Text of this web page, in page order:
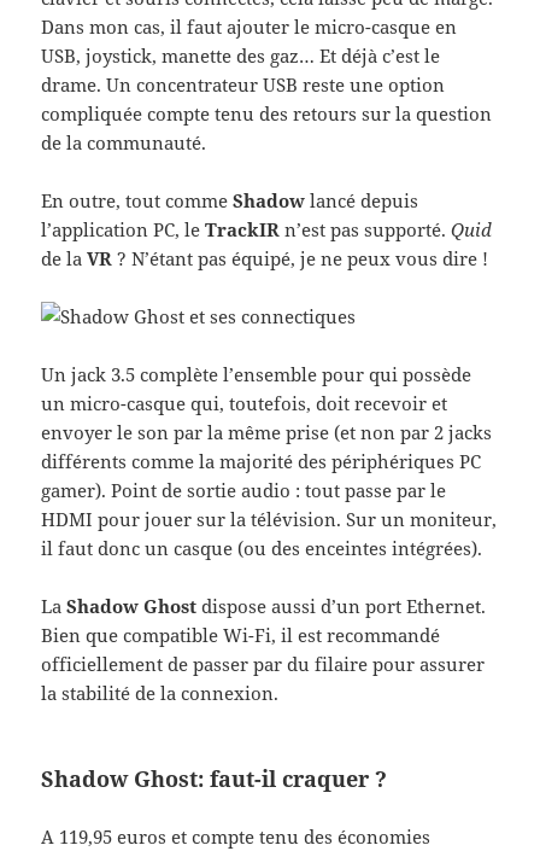
Dans mon cas, il faut ajouter le micro-casque en
USB, joystick, manette des gaz… Et déjà c’est le
drame. Un concentrateur USB reste une option
compliquée compte tenu des retours sur la question
de la communauté.
En outre, tout commeShadow lancé depuis
l’application PC, leTrackIR n’est pas supporté.Quid
de laVR ? N’étant pas équipé, je ne peux vous dire !
Un jack 3.5 complète l’ensemble pour qui possède
un micro-casque qui, toutefois, doit recevoir et
envoyer le son par la même prise (et non par 2 jacks
différents comme la majorité des périphériques PC
gamer). Point de sortie audio : tout passe par le
HDMI pour jouer sur la télévision. Sur un moniteur,
il faut donc un casque (ou des enceintes intégrées).
LaShadow Ghost dispose aussi d’un port Ethernet.
Bien que compatible Wi-Fi, il est recommandé
officiellement de passer par du filaire pour assurer
la stabilité de la connexion.
Shadow Ghost: faut-il craquer ?
A 119,95 euros et compte tenu des économies